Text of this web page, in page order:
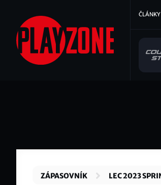
hlavnímu
obsahu
ČLÁNKY
ZÁPASOVNÍK LEC 2023